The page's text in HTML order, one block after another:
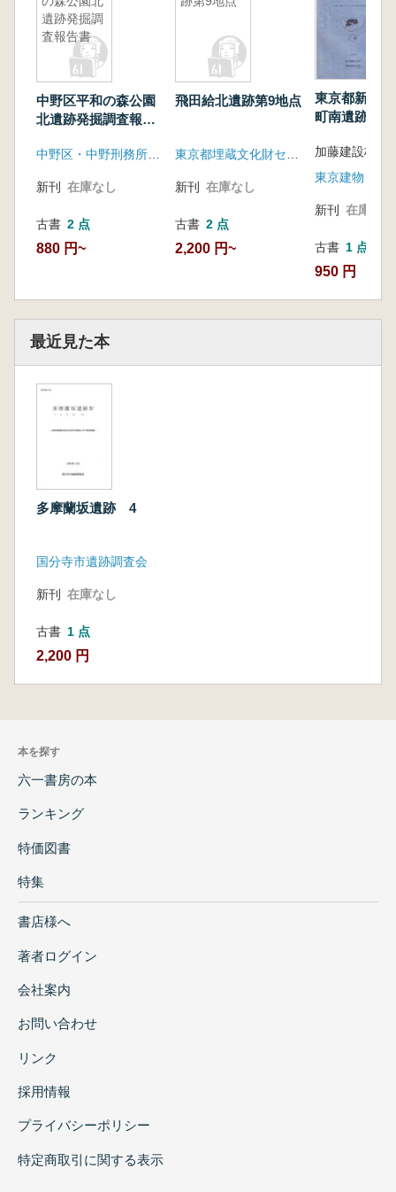
遺跡発掘調
査報告書
中野区平和の森公園
北遺跡発掘調査報告
中野区・中野刑務所遺跡調査会
新刊 在庫なし
古書 2 点
880 円~
飛田給北遺跡第9地点
東京都埋蔵文化財センター
新刊 在庫なし
古書 2 点
2,200 円~
東京都新宿
町南遺跡3
東京建物 , 加
新刊 在庫なし
古書 1 点
950 円
最近見た本
多摩蘭坂遺跡 4
国分寺市遺跡調査会
新刊 在庫なし
古書 1 点
2,200 円
本を探す
六一書房の本
ランキング
特価図書
特集
書店様へ
著者ログイン
会社案内
お問い合わせ
リンク
採用情報
プライバシーポリシー
特定商取引に関する表示